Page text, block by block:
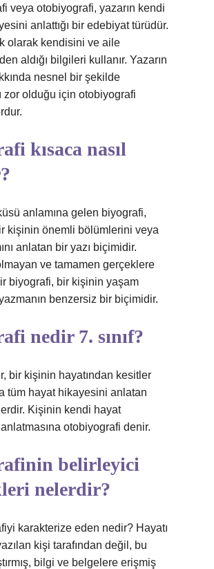
veya otobiyografi, yazarın kendi
anlattığı bir edebiyat türüdür.
olarak kendisini ve aile
aldığı bilgileri kullanır. Yazarın
nesnel bir şekilde
zor olduğu için otobiyografi
kısaca nasıl
anlamına gelen biyografi,
kişinin önemli bölümlerini veya
anlatan bir yazı biçimidir.
ve tamamen gerçeklere
biyografi, bir kişinin yaşam
benzersiz bir biçimidir.
nedir 7. sınıf?
bir kişinin hayatından kesitler
tüm hayat hikayesini anlatan
Kişinin kendi hayat
otobiyografi denir.
belirleyici
nelerdir?
karakterize eden nedir? Hayatı
kişi tarafından değil, bu
bilgi ve belgelere erişmiş